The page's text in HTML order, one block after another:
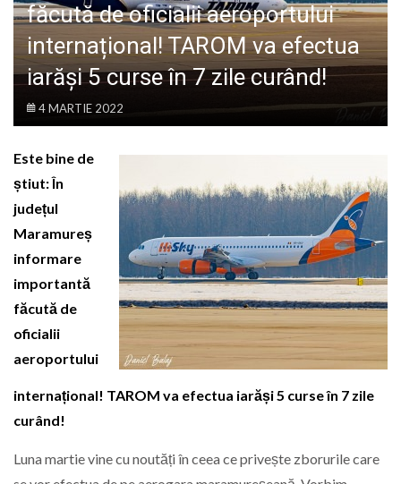
făcută de oficialii aeroportului
internațional! TAROM va efectua
iarăși 5 curse în 7 zile curând!
4 MARTIE 2022
Este bine de
știut: În
județul
Maramureș
informare
importantă
făcută de
oficialii
aeroportului
internațional! TAROM va efectua iarăși 5 curse în 7 zile
curând!
Luna martie vine cu noutăți în ceea ce privește zborurile care